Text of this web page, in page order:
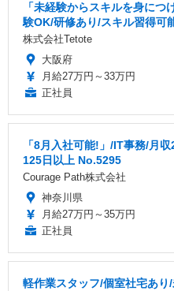
「未経験からスキルを身に
験OK/研修あり/スキル習得可
株式会社Tetote
大阪府
月給27万円～33万円
正社員
「8月入社可能!」/IT事務/月
125日以上 No.5295
Courage Path株式会社
神奈川県
月給27万円～35万円
正社員
軽作業スタッフ/個室社宅あ